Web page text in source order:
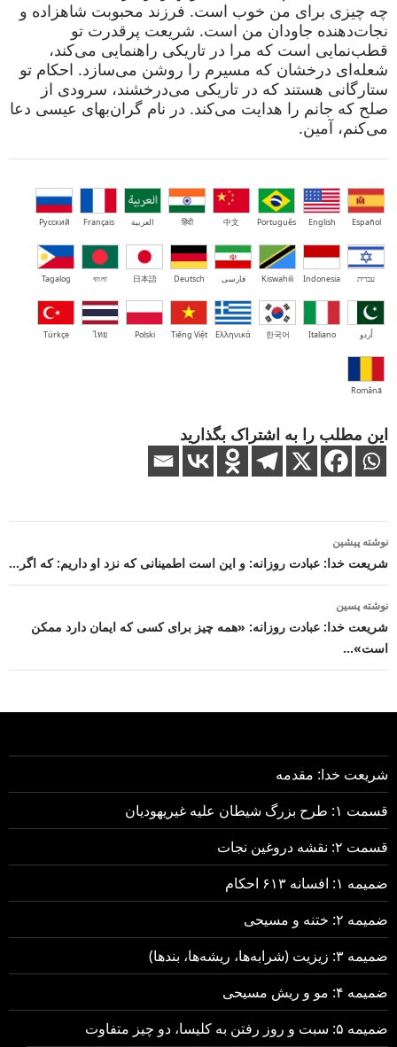
چه چیزی برای من خوب است. فرزند محبوبت شاهزاده و
نجات‌دهنده جاودان من است. شریعت پرقدرت تو
قطب‌نمایی است که مرا در تاریکی راهنمایی می‌کند،
شعله‌ای درخشان که مسیرم را روشن می‌سازد. احکام تو
ستارگانی هستند که در تاریکی می‌درخشند، سرودی از
صلح که جانم را هدایت می‌کند. در نام گران‌بهای عیسی دعا
می‌کنم، آمین.
Español
English
Português
中文
हिंदी العربية Français
Русский
עברית Indonesia
Kiswahili فارسی Deutsch
日本語
বাংলা
Tagalog
اُردو Italiano
한국어
Ελληνικά
Tiếng Việt
Polski
ไทย
Türkçe
Română
این مطلب را به اشتراک بگذارید
ناوبری
نوشته
نوشته پیشین
شریعت خدا: عبادت روزانه: و این است اطمینانی که نزد او داریم: که اگر…
نوشته پسین
شریعت خدا: عبادت روزانه: «همه چیز برای کسی که ایمان دارد ممکن
است»…
شریعت خدا: مقدمه
قسمت ۱: طرح بزرگ شیطان علیه غیریهودیان
قسمت ۲: نقشه دروغین نجات
ضمیمه ۱: افسانه ۶۱۳ احکام
ضمیمه ۲: ختنه و مسیحی
ضمیمه ۳: زیزیت (شرابه‌ها، ریشه‌ها، بندها)
ضمیمه ۴: مو و ریش مسیحی
ضمیمه ۵: سبت و روز رفتن به کلیسا، دو چیز متفاوت